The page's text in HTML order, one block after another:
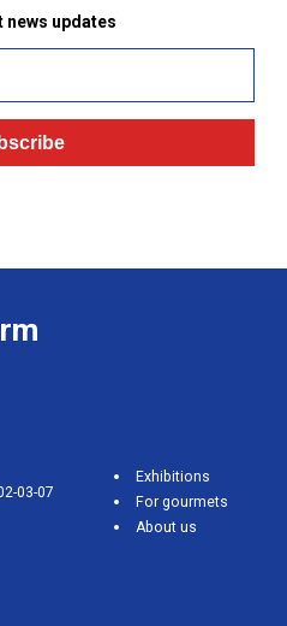
updates
03-07
Exhibitions
For gourmets
About us